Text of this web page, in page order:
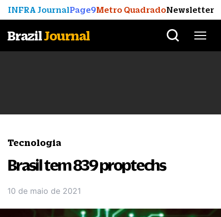
INFRA JournalPage9Metro QuadradoNewsletter
BrazilJournal
Tecnologia
Brasil tem 839 proptechs
10 de maio de 2021